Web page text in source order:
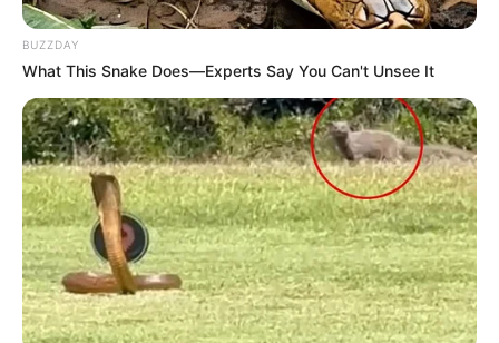
BUZZDAY
What This Snake Does—Experts Say You Can't Unsee It